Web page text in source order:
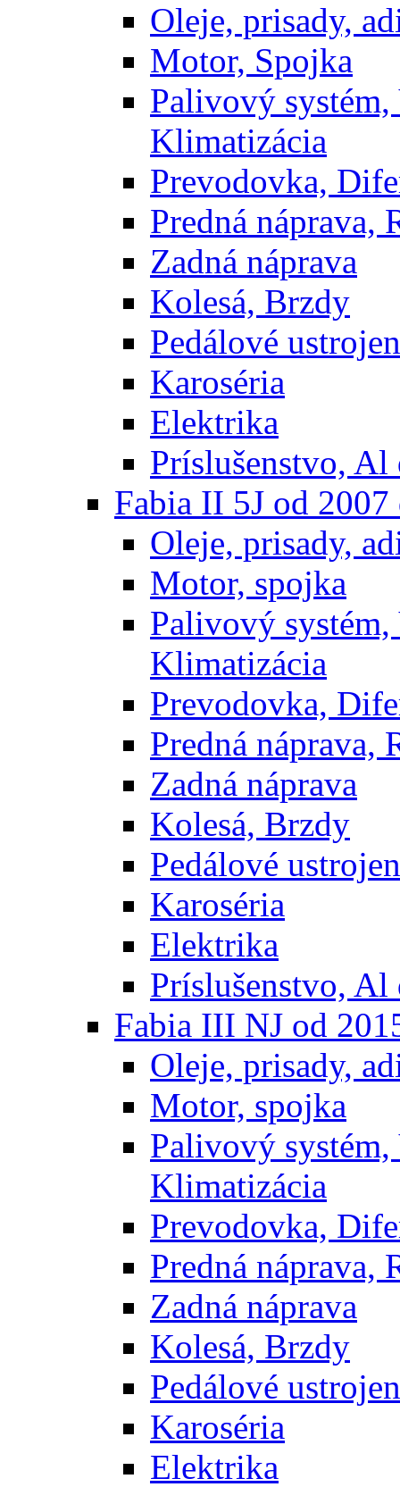
Oleje, prisady,
Motor, Spojka
Palivový
Klimatizácia
Prevodovka,
Predná náprava,
Zadná náprava
Kolesá, Brzdy
Pedálové
Karoséria
Elektrika
Príslušenstvo, Al
Fabia II 5J od
Oleje, prisady,
Motor, spojka
Palivový
Klimatizácia
Prevodovka,
Predná náprava,
Zadná náprava
Kolesá, Brzdy
Pedálové
Karoséria
Elektrika
Príslušenstvo, Al
Fabia III NJ od
Oleje, prisady,
Motor, spojka
Palivový
Klimatizácia
Prevodovka,
Predná náprava,
Zadná náprava
Kolesá, Brzdy
Pedálové
Karoséria
Elektrika